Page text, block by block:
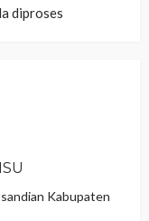
diproses
Kabupaten